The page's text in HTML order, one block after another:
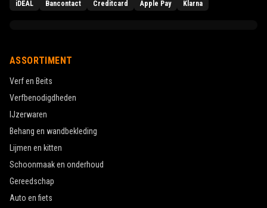
iDEAL Bancontact Creditcard Apple Pay Klarna
ASSORTIMENT
Verf en Beits
Verfbenodigdheden
IJzerwaren
Behang en wandbekleding
Lijmen en kitten
Schoonmaak en onderhoud
Gereedschap
Auto en fiets